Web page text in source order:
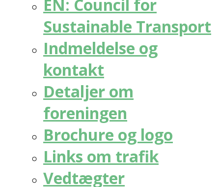
EN: Council for
Sustainable Transport
Indmeldelse og
kontakt
Detaljer om
foreningen
Brochure og logo
Links om trafik
Vedtægter